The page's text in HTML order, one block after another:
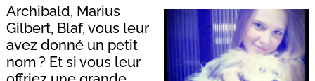
Archibald, Marius
Gilbert, Blaf, vous leur
avez donné un petit
nom ? Et si vous leur